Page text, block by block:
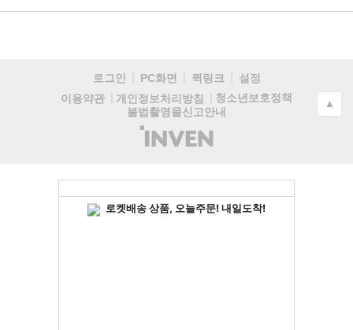
로그인 PC화면 퀵링크
설정
이용약관
개인정보처리방침
청소년보호정책
불법촬영물신고안내
(주)
인
▲